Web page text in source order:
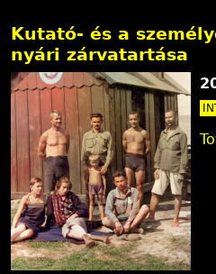
l
e
n
e
g
i
h
Kutató- és a
nyári zárvatartása